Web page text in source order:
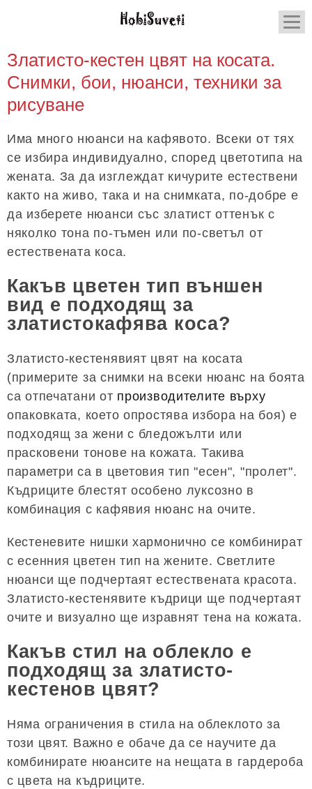
Златисто-кестен цвят на косата.
Снимки, бои, нюанси, техники за
рисуване
Има много нюанси на кафявото. Всеки от тях
се избира индивидуално, според цветотипа на
жената. За да изглеждат кичурите естествени
както на живо, така и на снимката, по-добре е
да изберете нюанси със златист оттенък с
няколко тона по-тъмен или по-светъл от
естествената коса.
Какъв цветен тип външен
вид е подходящ за
златистокафява коса?
Златисто-кестенявият цвят на косата
(примерите за снимки на всеки нюанс на боята
са отпечатани от производителите върху
опаковката, което опростява избора на боя) е
подходящ за жени с бледожълти или
прасковени тонове на кожата. Такива
параметри са в цветовия тип "есен", "пролет".
Къдриците блестят особено луксозно в
комбинация с кафявия нюанс на очите.
Кестеневите нишки хармонично се комбинират
с есенния цветен тип на жените. Светлите
нюанси ще подчертаят естествената красота.
Златисто-кестенявите къдрици ще подчертаят
очите и визуално ще изравнят тена на кожата.
Какъв стил на облекло е
подходящ за златисто-
кестенов цвят?
Няма ограничения в стила на облеклото за
този цвят. Важно е обаче да се научите да
комбинирате нюансите на нещата в гардероба
с цвета на къдриците.